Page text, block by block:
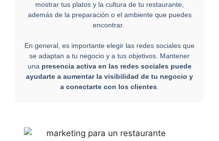
mostrar tus platos y la cultura de tu restaurante,
además de la preparación o el ambiente que puedes
encontrar.
En general, es importante elegir las redes sociales que
se adaptan a tu negocio y a tus objetivos. Mantener
una presencia activa en las redes sociales puede
ayudarte a aumentar la visibilidad de tu negocio y
a conectarte con los clientes